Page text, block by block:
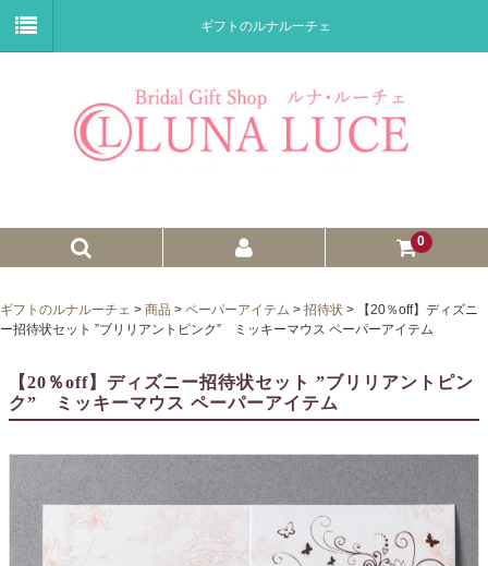
ギフトのルナルーチェ
0
プチギフト
ウェイトドール
子育て卒業証書
ウェルカムボード
クロックギフト
ペーパーアイテム
ギフトのルナルーチェ > 商品 > ペーパーアイテム > 招待状 >
【20％off】ディズニ
ー招待状セット ”ブリリアントピンク” ミッキーマウス ペーパーアイテム
【20％off】ディズニー招待状セット ”ブリリアントピン
ク” ミッキーマウス ペーパーアイテム